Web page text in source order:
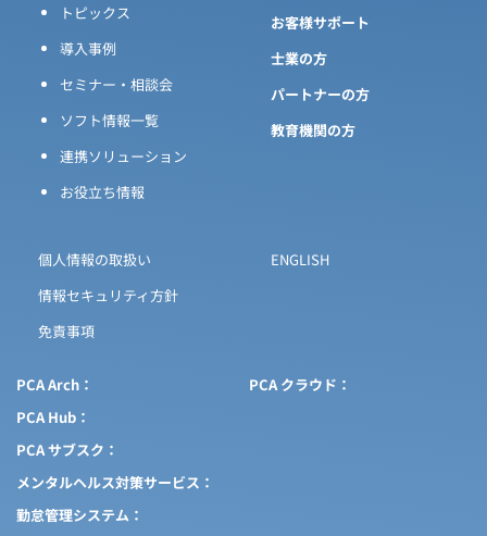
トピックス
導入事例
セミナー・相談会
ソフト情報一覧
連携ソリューション
お役立ち情報
お客様サポート
士業の方
パートナーの方
教育機関の方
個人情報の取扱い
情報セキュリティ方針
免責事項
ENGLISH
PCA Arch
PCA Hub
PCA サブスク
メンタルヘルス対策サービス
勤怠管理システム
PCA クラウド